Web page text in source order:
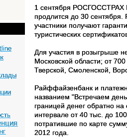
1 сентября РОСГОССТРАХ
продлится до 30
участники получают
туристических
Для участия в розыгрыше
Московской области; от
Тверской, Смоленской,
Райффайзенбанк и
названием "Встречаем
границей денег обратно
интервале от 40 тыс. до
потратившие по карте
2012 года.